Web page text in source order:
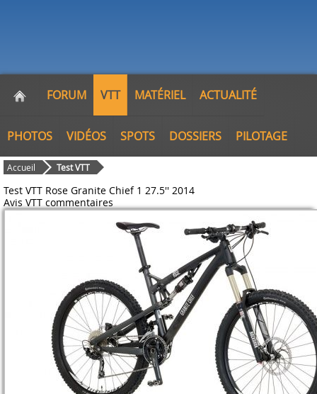
FORUM VTT MATÉRIEL ACTUALITÉ
PHOTOS VIDÉOS SPOTS DOSSIERS PILOTAGE
Accueil Test VTT
Test VTT Rose Granite Chief 1 27.5'' 2014
Avis VTT commentaires